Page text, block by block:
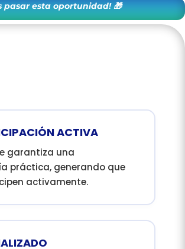
pasar esta oportunidad! 🎁
ACTIVA
garantiza una
práctica, generando que
activamente.